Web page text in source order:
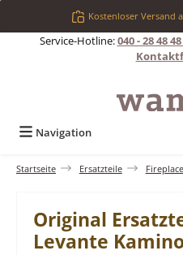
Zum Hauptinhalt springen
Kostenloser Versand
Service-Hotline:040 - 28 48
Navigation
Startseite Ersatzteile Fireplace
Original
Levante